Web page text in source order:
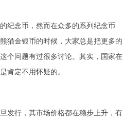
纪念币，然而在众多的系列纪念币
猫金银币的时候，大家总是把更多的
个问题有过很多讨论。其实，国家在
肯定不用怀疑的。
发行，其市场价格都在稳步上升，有